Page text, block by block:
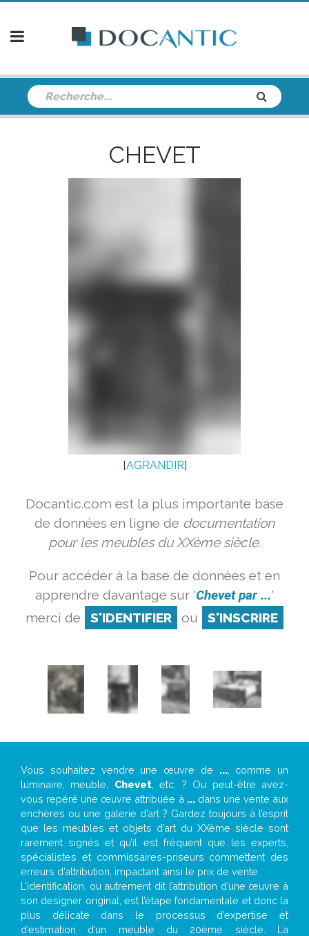
CHEVET
[AGRANDIR]
Docantic.com est la plus importante base
de données en ligne de documentation
pour les meubles du XXème siècle.
Pour accéder à la base de données et en
apprendre davantage sur 'Chevet par ...'
merci de
S'IDENTIFIER ou S'INSCRIRE
Vous souhaitez vendre une œuvre de ..., comme un
luminaire, meuble, Chevet, etc. ? Ou peut-être avez-
vous repéré une œuvre attribuée à ...dans une vente aux
enchères ou une galerie d’art ? Gardez toujours à l’esprit
que les meubles et objets d’art du XXème siècle sont
rarement signés et qu’il est fréquent que les experts,
spécialistes et commissaires-priseurs commettent des
erreurs d’attribution, impactant ainsi le prix de vente.
L’identification, ou autrement dit l’attribution d’une œuvre à
son designer original, est l’étape fondamentale et donc la
plus délicate dans le processus d’expertise et
d’estimation d’un meuble du 20ème siècle. La